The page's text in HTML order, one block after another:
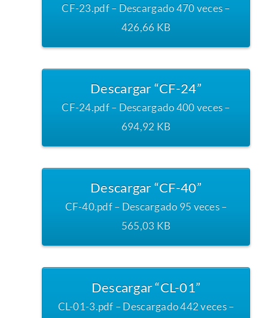
CF-23.pdf – Descargado 470 veces –
426,66 KB
Descargar “CF-24”
CF-24.pdf – Descargado 400 veces –
694,92 KB
Descargar “CF-40”
CF-40.pdf – Descargado 95 veces –
565,03 KB
Descargar “CL-01”
CL-01-3.pdf – Descargado 442 veces –